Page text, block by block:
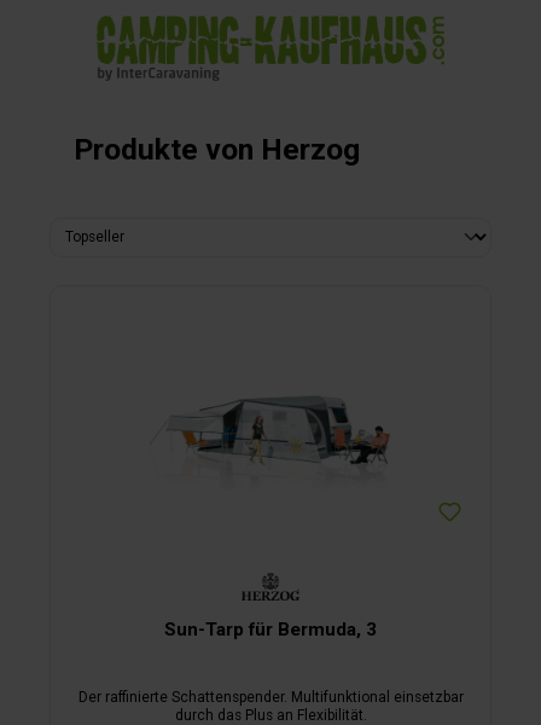
springen
Produkte von Herzog
Sun-Tarp für Bermuda, 3
Der raffinierte Schattenspender. Multifunktional einsetzbar
durch das Plus an Flexibilität.